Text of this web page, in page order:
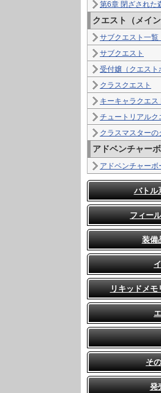
第6章 閉ざされた
クエスト（メイン
サブクエスト一覧
サブクエスト
受付嬢（クエスト
クラスクエスト
キーキャラクエス
チュートリアルク
クラスマスターの
アドベンチャー
アドベンチャーボ
バトル
フィー
装備
リキッドメモ
そ
発